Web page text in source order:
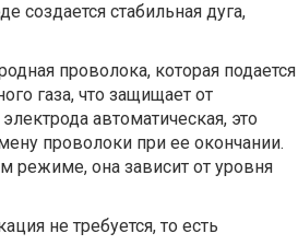
создается стабильная дуга,
проволока, которая подается
газа, что защищает от
автоматическая, это
проволоки при ее окончании.
режиме, она зависит от уровня
не требуется, то есть